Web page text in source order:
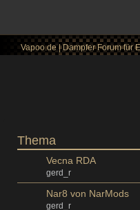
Vapoo.de | Dampfer Forum für
Thema
Vecna RDA
gerd_r
Nar8 von NarMods
gerd_r